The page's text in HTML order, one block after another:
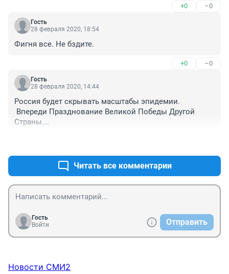
+0 –0
Гость
28 февраля 2020, 18:54
Фигня все. Не бздите.
+0 –0
Гость
28 февраля 2020, 14:44
Россия будет скрывать масштабы эпидемии.
Впереди Празднование Великой Победы Другой
Страны.
Читать все комментарии
Гость
Войти
Отправить
Новости СМИ2